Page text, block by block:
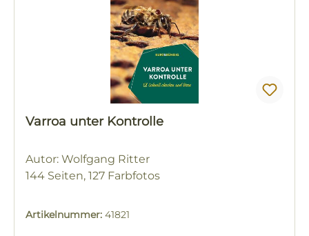
Varroa unter Kontrolle
Autor: Wolfgang Ritter
144 Seiten, 127 Farbfotos
Artikelnummer: 41821